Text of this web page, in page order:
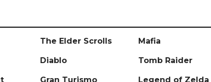
The Elder Scrolls Mafia
Diablo Tomb Raider
Gran Turismo Legend of Zelda